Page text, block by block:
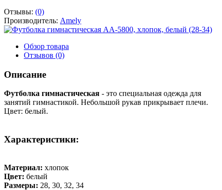
Отзывы: (0)
Производитель: Amely
Обзор товара
Отзывов (0)
Описание
Футболка гимнастическая - это специальная одежда для
занятий гимнастикой. Небольшой рукав прикрывает плечи.
Цвет: белый.
Характеристики:
Материал: хлопок
Цвет: белый
Размеры: 28, 30, 32, 34